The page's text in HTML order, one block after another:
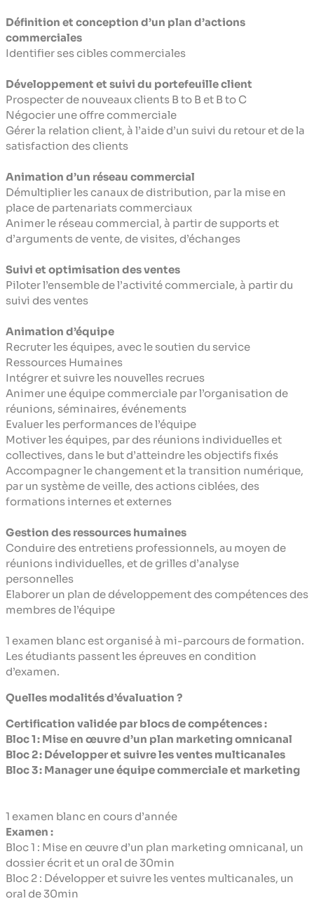
Définition et conception d’un plan d’actions
commerciales
Identifier ses cibles commerciales
Développement et suivi du portefeuille client
Prospecter de nouveaux clients B to B et B to C
Négocier une offre commerciale
Gérer la relation client, à l’aide d’un suivi du retour et de la
satisfaction des clients
Animation d’un réseau commercial
Démultiplier les canaux de distribution, par la mise en
place de partenariats commerciaux
Animer le réseau commercial, à partir de supports et
d’arguments de vente, de visites, d’échanges
Suivi et optimisation des ventes
Piloter l’ensemble de l’activité commerciale, à partir du
suivi des ventes
Animation d’équipe
Recruter les équipes, avec le soutien du service
Ressources Humaines
Intégrer et suivre les nouvelles recrues
Animer une équipe commerciale par l’organisation de
réunions, séminaires, événements
Evaluer les performances de l’équipe
Motiver les équipes, par des réunions individuelles et
collectives, dans le but d’atteindre les objectifs fixés
Accompagner le changement et la transition numérique,
par un système de veille, des actions ciblées, des
formations internes et externes
Gestion des ressources humaines
Conduire des entretiens professionnels, au moyen de
réunions individuelles, et de grilles d’analyse
personnelles
Elaborer un plan de développement des compétences des
membres de l’équipe
1 examen blanc est organisé à mi-parcours de formation.
Les étudiants passent les épreuves en condition
d’examen.
Quelles modalités d’évaluation ?
Certification validée par blocs de compétences :
Bloc 1 : Mise en œuvre d’un plan marketing omnicanal
Bloc 2 : Développer et suivre les ventes multicanales
Bloc 3 : Manager une équipe commerciale et marketing
1 examen blanc en cours d’année
Examen :
Bloc 1 : Mise en œuvre d’un plan marketing omnicanal, un
dossier écrit et un oral de 30min
Bloc 2 : Développer et suivre les ventes multicanales, un
oral de 30min